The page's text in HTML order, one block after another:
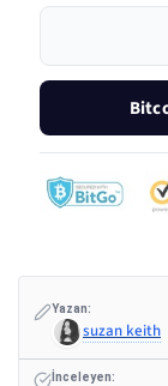
Yazan:
suzan keith
İnceleyen: